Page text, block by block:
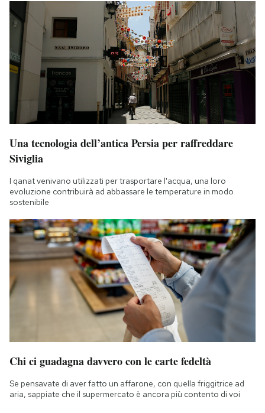
Una tecnologia dell’antica Persia per raffreddare
Siviglia
I qanat venivano utilizzati per trasportare l'acqua, una loro
evoluzione contribuirà ad abbassare le temperature in modo
sostenibile
Chi ci guadagna davvero con le carte fedeltà
Se pensavate di aver fatto un affarone, con quella friggitrice ad
aria, sappiate che il supermercato è ancora più contento di voi